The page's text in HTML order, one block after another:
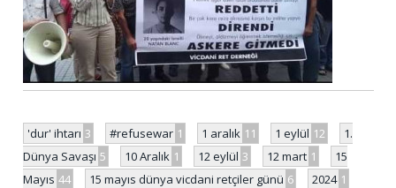
'dur' ihtarı 3 #refusewar 1 1 aralık 11 1 eylül 12
1.
Dünya Savaşı 5 10 Aralık 1 12 eylül 3 12 mart 1
15
Mayıs 44 15 mayıs dünya vicdani retçiler günü 6 2024 1